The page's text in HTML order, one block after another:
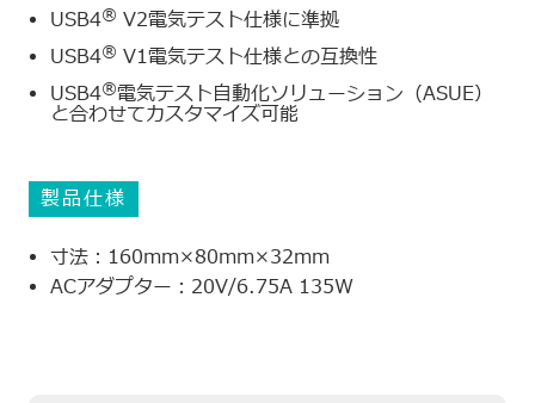
USB4® V2電気テスト仕様に準拠
USB4® V1電気テスト仕様との互換性
USB4®電気テスト自動化ソリューション（ASUE）
と合わせてカスタマイズ可能
製品仕様
寸法：160mm×80mm×32mm
ACアダプター：20V/6.75A 135W